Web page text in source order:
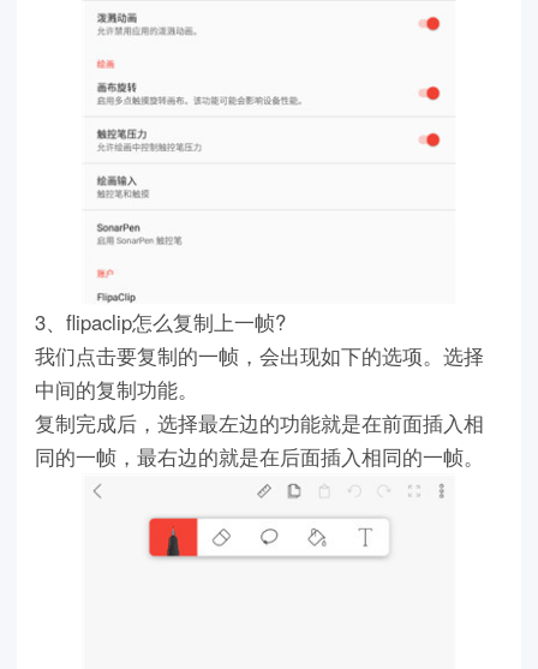
3、flipaclip怎么复制上一帧?
我们点击要复制的一帧，会出现如下的选项。选择
中间的复制功能。
复制完成后，选择最左边的功能就是在前面插入相
同的一帧，最右边的就是在后面插入相同的一帧。